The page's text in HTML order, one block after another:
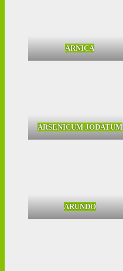
ARNICA
ARSENICUM JODATUM
ARUNDO